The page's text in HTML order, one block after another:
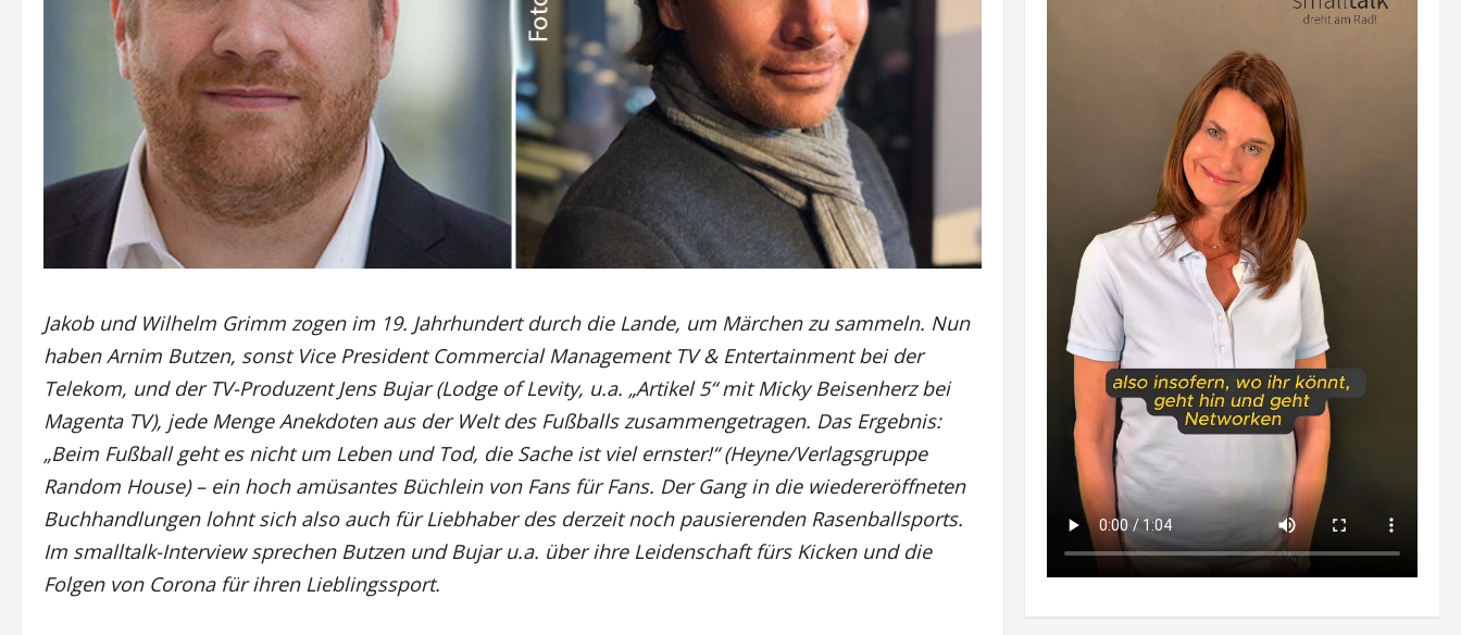
Jakob und Wilhelm Grimm zogen im 19. Jahrhundert durch die Lande, um Märchen zu sammeln. Nun
habenArnim Butzen, sonst Vice President Commercial Management TV & Entertainment bei der
Telekom, und der TV-Produzent Jens Bujar (Lodge of Levity, u.a. „Artikel 5“ mit Micky Beisenherz bei
Magenta TV), jede MengeAnekdoten aus der Welt des Fußballs zusammengetragen. Das Ergebnis:
„Beim Fußball geht es nicht um Leben und Tod, die Sache ist viel ernster!“ (Heyne/Verlagsgruppe
Random House) – ein hoch amüsantes Büchlein von Fans für Fans. Der Gang in die wiedereröffneten
Buchhandlungen lohnt sich also auch für Liebhaber des derzeit noch pausierenden Rasenballsports.
Im smalltalk-Interview sprechen Butzen und Bujar u.a. über ihre Leidenschaft fürs Kicken und die
Folgen von Corona für ihren Lieblingssport.